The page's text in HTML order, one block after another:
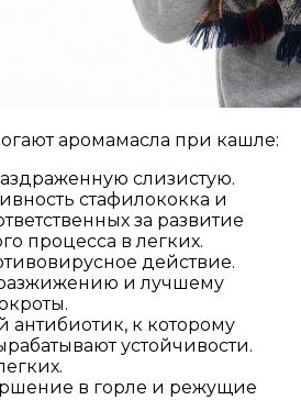
аромамасла при кашле:
слизистую.
стафилококка и
за развитие
процесса в легких.
действие.
и лучшему
к которому
устойчивости.
в горле и режущие